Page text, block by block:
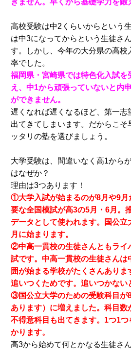
きません。早くから基礎学力を鍛
高校受験は中2くらいからという
は中3になってからという生徒さ
す。しかし、今年の大分県の高校
率でした。
福岡県・宮崎県では特色化入試を
え、中1から頑張っていないと内
ができません。
遅くなれば遅くなるほど、第一志
出てきてしまいます。だからこそ
ッタリの塾を選びましょう。
大学受験は、間違いなく高1から
はなぜか？
理由は3つあります！
①大学入試が始まるのが8月や9月
要な全国模試が高3の5月・6月。
データとして使われます。国公立
月に始まります。
②中高一貫校の生徒さんともライ
試です。中高一貫校の生徒さんは
囲が始まる学校がたくさんありま
追いつくためです。追いつかない
③国公立大学のための受験科目が
あります）に増えました。科目数
不得意科目も出てきます。1つ1
かります。
高3から始めて何とかなる生徒さ